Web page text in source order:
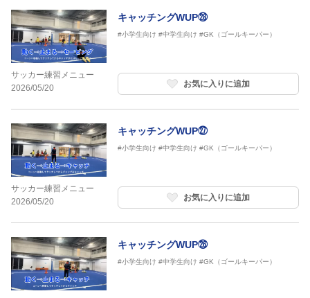
サッカー練習メニュー
2026/05/20
キャッチングWUP㉘
#小学生向け #中学生向け #GK（ゴールキーパー）
お気に入りに追加
サッカー練習メニュー
2026/05/20
キャッチングWUP㉗
#小学生向け #中学生向け #GK（ゴールキーパー）
お気に入りに追加
キャッチングWUP㉖
#小学生向け #中学生向け #GK（ゴールキーパー）